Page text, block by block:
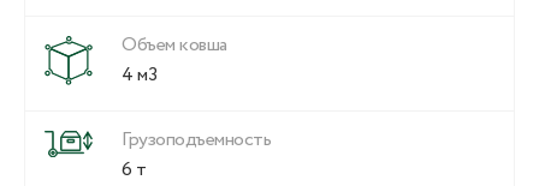
Объем ковша
4 м3
Грузоподъемность
6 т